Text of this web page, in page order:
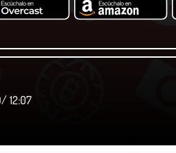
/ 12:07